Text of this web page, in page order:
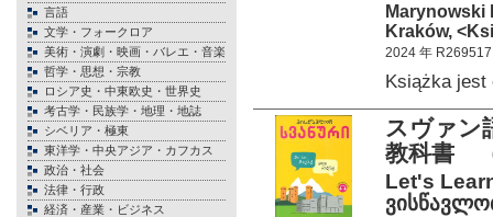
言語
文学・フォークロア
美術・演劇・映画・バレエ・音楽
哲学・思想・宗教
ロシア史・中東欧史・世界史
考古学・民族学・地理・地誌
シベリア・極東
東洋学・中央アジア・カフカス
政治・社会
法律・行政
経済・産業・ビジネス
Marynowski
Kraków,
2024 年 R269517
Książka jest
スヴァ
教科書
Let's